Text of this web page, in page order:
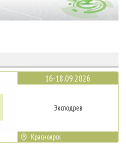
16-18.09.2026
Эксподрев
Красноярск